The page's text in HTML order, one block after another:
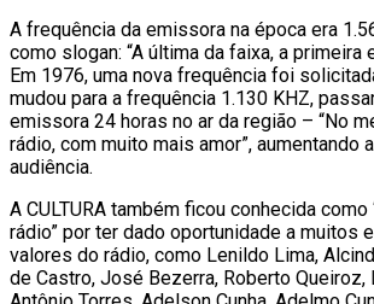
A frequência da emissora na época era
como slogan: “A última da faixa, a primeira
Em 1976, uma nova frequência foi
mudou para a frequência 1.130 KHZ,
emissora 24 horas no ar da região – “No
rádio, com muito mais amor”, aumentando
audiência.
A CULTURA também ficou conhecida como
rádio” por ter dado oportunidade a muitos
valores do rádio, como Lenildo Lima,
de Castro, José Bezerra, Roberto Queiroz,